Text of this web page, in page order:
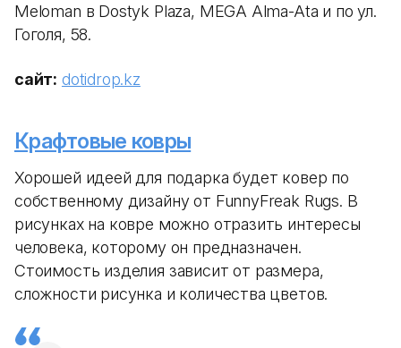
Meloman в Dostyk Plaza, MEGA Alma-Ata и по ул.
Гоголя, 58.
сайт: dotidrop.kz
Крафтовые ковры
Хорошей идеей для подарка будет ковер по
собственному дизайну от FunnyFreak Rugs. В
рисунках на ковре можно отразить интересы
человека, которому он предназначен.
Стоимость изделия зависит от размера,
сложности рисунка и количества цветов.